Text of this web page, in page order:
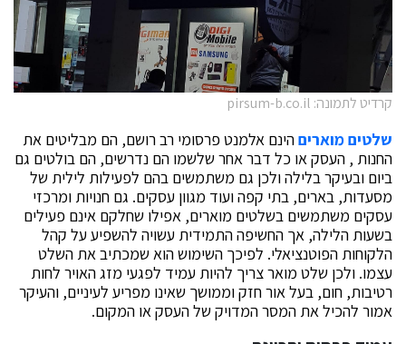
קרדיט לתמונה: pirsum-b.co.il
שלטים מואריםהינם אלמנט פרסומי רב רושם, הם מבליטים את
החנות , העסק או כל דבר אחר שלשמו הם נדרשים, הם בולטים גם
ביום ובעיקר בלילה ולכן גם משתמשים בהם לפעילות לילית של
מסעדות, בארים, בתי קפה ועוד מגוון עסקים. גם חנויות ומרכזי
עסקים משתמשים בשלטים מוארים, אפילו שחלקם אינם פעילים
בשעות הלילה, אך החשיפה התמידית עשויה להשפיע על קהל
הלקוחות הפוטנציאלי. לפיכך השימוש הוא שמכתיב את השלט
עצמו. ולכן שלט מואר צריך להיות עמיד לפגעי מזג האויר לחות
רטיבות, חום, בעל אור חזק וממושך שאינו מפריע לעיניים, והעיקר
אמור להכיל את המסר המדויק של העסק או המקום.